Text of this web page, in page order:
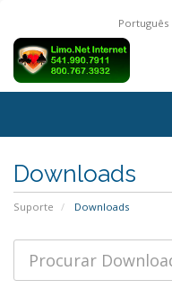
Português
Downloads
Suporte Downloads